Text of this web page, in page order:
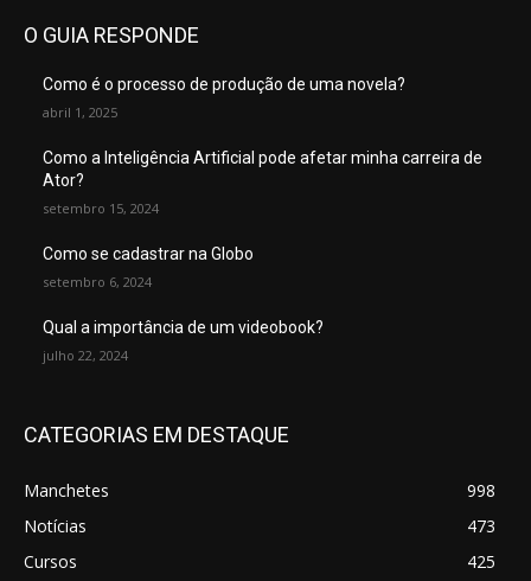
O GUIA RESPONDE
Como é o processo de produção de uma novela?
abril 1, 2025
Como a Inteligência Artificial pode afetar minha carreira de
Ator?
setembro 15, 2024
Como se cadastrar na Globo
setembro 6, 2024
Qual a importância de um videobook?
julho 22, 2024
CATEGORIAS EM DESTAQUE
Manchetes
998
Notícias
473
Cursos
425